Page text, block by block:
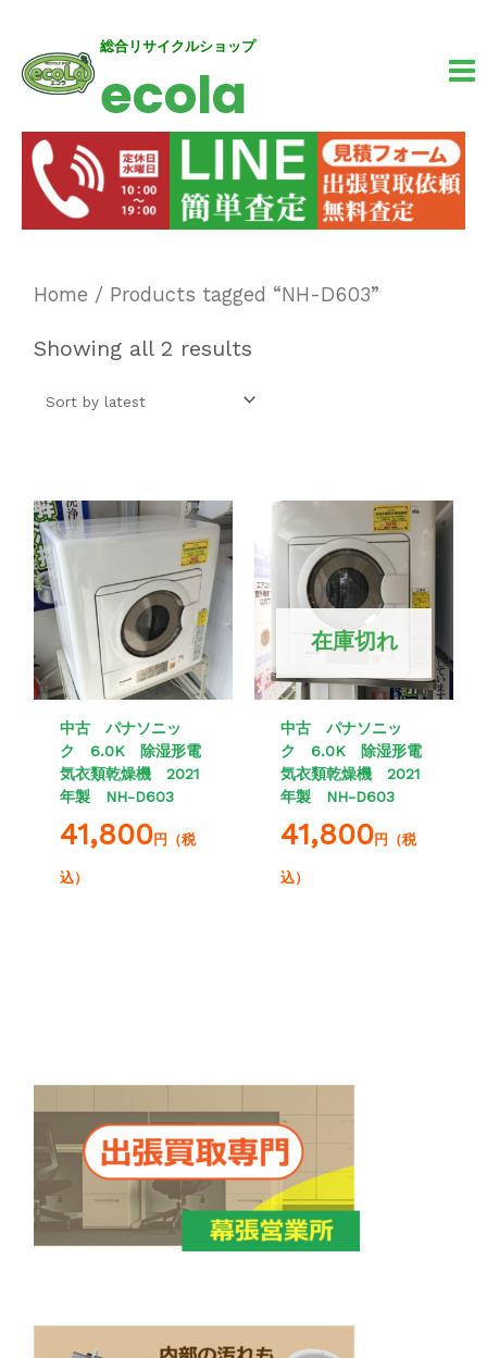
総合リサイクルショップ
ecola
Home / Products tagged “NH-D603”
Showing all 2 results
中古 パナソニッ
ク 6.0K 除湿形電
気衣類乾燥機 2021
年製 NH-D603
41,800円（税
込）
在庫切れ
中古 パナソニッ
ク 6.0K 除湿形電
気衣類乾燥機 2021
年製 NH-D603
41,800円（税
込）